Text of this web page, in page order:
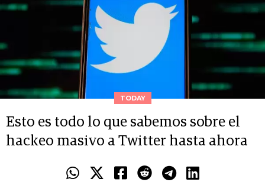
TODAY
Esto es todo lo que sabemos sobre el
hackeo masivo a Twitter hasta ahora